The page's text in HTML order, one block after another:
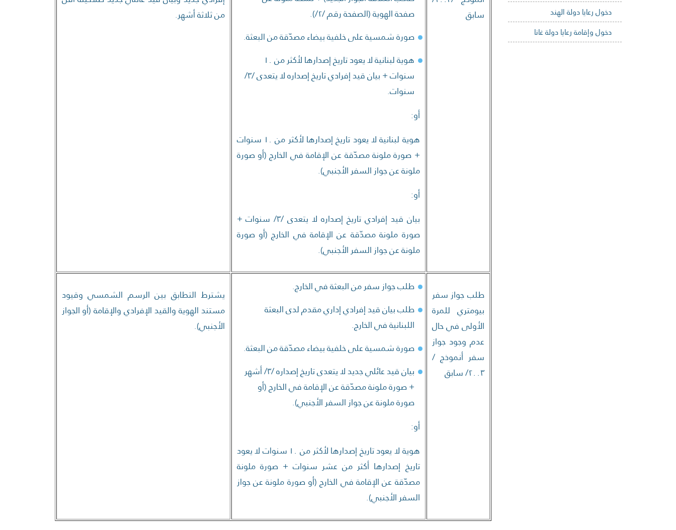
دخول رعايا دولة الهند
دخول وإقامة رعايا دولة غانا
سابق
صفحة الهوية (الصفحة رقم /٢/).
صورة شمسية على خلفية بيضاء مصدّقة من البعثة.
هوية لبنانية لا يعود تاريخ إصدارها لأكثر من ١٠
سنوات + بيان قيد إفرادي تاريخ إصداره لا يتعدى /٣/
سنوات.
أو:
هوية لبنانية لا يعود تاريخ إصدارها لأكثر من ١٠ سنوات
+ صورة ملونة مصدّقة عن الإقامة في الخارج (أو صورة
ملونة عن جواز السفر الأجنبي).
أو:
بيان قيد إفرادي تاريخ إصداره لا يتعدى /٣/ سنوات +
صورة ملونة مصدّقة عن الإقامة في الخارج (أو صورة
ملونة عن جواز السفر الأجنبي).
من ثلاثة أشهر.
طلب جواز سفر
بيومتري للمرة
الأولى في حال
عدم وجود جواز
سفر أنموذج /
٢٠٠٣/ سابق
طلب جواز سفر من البعثة في الخارج.
طلب بيان قيد إفرادي إداري مقدم لدى البعثة
اللبنانية في الخارج.
صورة شمسية على خلفية بيضاء مصدّقة من البعثة.
بيان قيد عائلي جديد لا يتعدى تاريخ إصداره /٣/ أشهر
+ صورة ملونة مصدّقة عن الإقامة في الخارج (أو
صورة ملونة عن جواز السفر الأجنبي).
أو:
هوية لا يعود تاريخ إصدارها لأكثر من ١٠ سنوات لا يعود
تاريخ إصدارها أكثر من عشر سنوات + صورة ملونة
مصدّقة عن الإقامة في الخارج (أو صورة ملونة عن جواز
السفر الأجنبي).
يشترط التطابق بين الرسم الشمسي وقيود
مستند الهوية والقيد الإفرادي والإقامة (أو الجواز
الأجنبي).